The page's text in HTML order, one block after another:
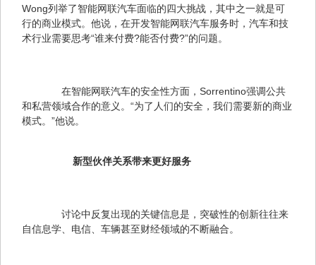
Wong列举了智能网联汽车面临的四大挑战，其中之一就是可
行的商业模式。他说，在开发智能网联汽车服务时，汽车和技
术行业需要思考“谁来付费?能否付费?”的问题。
在智能网联汽车的安全性方面，Sorrentino强调公共
和私营领域合作的意义。“为了人们的安全，我们需要新的商业
模式。”他说。
新型伙伴关系带来更好服务
讨论中反复出现的关键信息是，突破性的创新往往来
自信息学、电信、车辆甚至财经领域的不断融合。